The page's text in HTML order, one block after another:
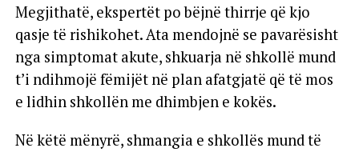
Megjithatë, ekspertët po bëjnë thirrje që kjo
qasje të rishikohet. Ata mendojnë se pavarësisht
nga simptomat akute, shkuarja në shkollë mund
t’i ndihmojë fëmijët në plan afatgjatë që të mos
e lidhin shkollën me dhimbjen e kokës.
Në këtë mënyrë, shmangia e shkollës mund të